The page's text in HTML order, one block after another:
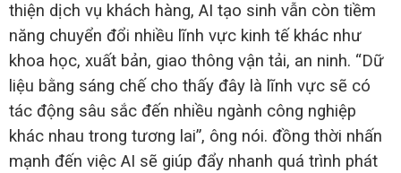
thiện dịch vụ khách hàng, AI tạo sinh vẫn còn tiềm
năng chuyển đổi nhiều lĩnh vực kinh tế khác như
khoa học, xuất bản, giao thông vận tải, an ninh. “Dữ
liệu bằng sáng chế cho thấy đây là lĩnh vực sẽ có
tác động sâu sắc đến nhiều ngành công nghiệp
khác nhau trong tương lai”, ông nói. đồng thời nhấn
mạnh đến việc AI sẽ giúp đẩy nhanh quá trình phát